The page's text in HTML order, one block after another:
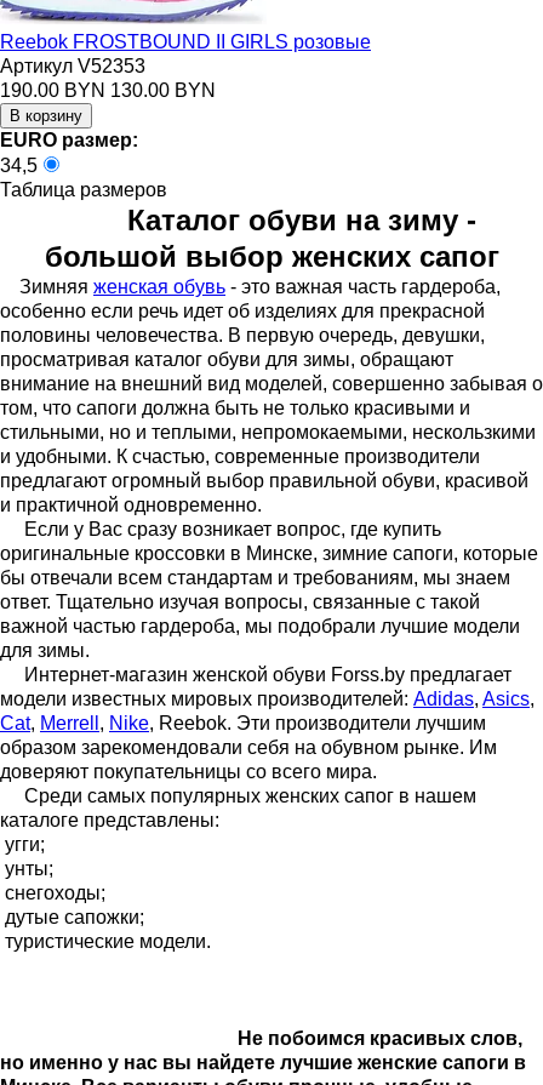
Reebok FROSTBOUND II GIRLS розовые
Артикул V52353
190.00 BYN 130.00 BYN
EURO размер:
34,5
Таблица размеров
Каталог обуви на зиму -
большой выбор женских сапог
Зимняя женская обувь - это важная часть гардероба,
особенно если речь идет об изделиях для прекрасной
половины человечества. В первую очередь, девушки,
просматривая каталог обуви для зимы, обращают
внимание на внешний вид моделей, совершенно забывая о
том, что сапоги должна быть не только красивыми и
стильными, но и теплыми, непромокаемыми, нескользкими
и удобными. К счастью, современные производители
предлагают огромный выбор правильной обуви, красивой
и практичной одновременно.
Если у Вас сразу возникает вопрос, где купить
оригинальные кроссовки в Минске, зимние сапоги, которые
бы отвечали всем стандартам и требованиям, мы знаем
ответ. Тщательно изучая вопросы, связанные с такой
важной частью гардероба, мы подобрали лучшие модели
для зимы.
Интернет-магазин женской обуви Forss.by предлагает
модели известных мировых производителей: Adidas, Asics,
Cat, Merrell , Nike, Reebok. Эти производители лучшим
образом зарекомендовали себя на обувном рынке. Им
доверяют покупательницы со всего мира.
Среди самых популярных женских сапог в нашем
каталоге представлены:
угги;
унты;
снегоходы;
дутые сапожки;
туристические модели.
Не побоимся красивых слов,
но именно у нас вы найдете лучшие женские сапоги в